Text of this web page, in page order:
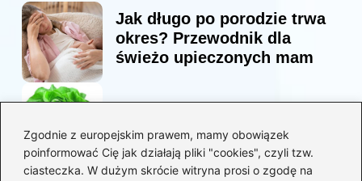
Zgodnie z europejskim prawem, mamy obowiązek
poinformować Cię jak działają pliki "cookies", czyli tzw.
ciasteczka. W dużym skrócie witryna prosi o zgodę na
Jak długo po porodzie trwa
okres? Przewodnik dla
świeżo upieczonych mam
mam karmiących piersią